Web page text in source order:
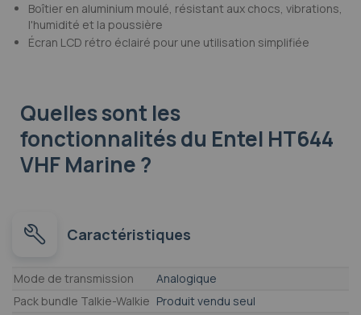
Boîtier en aluminium moulé, résistant aux chocs, vibrations,
l'humidité et la poussière
Écran LCD rétro éclairé pour une utilisation simplifiée
Quelles sont les
fonctionnalitésdu Entel HT644
VHF Marine ?
Caractéristiques
Caractéristiques
Mode de transmission
Analogique
Pack bundle Talkie-Walkie Produit vendu seul